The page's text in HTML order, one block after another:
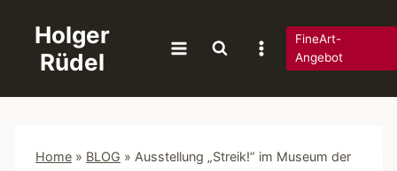
springen
Holger
Rüdel
FineArt-
Angebot
Home » BLOG » Ausstellung „Streik!“ im Museum der